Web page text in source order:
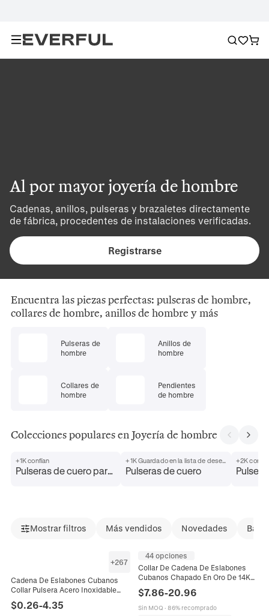
Al por mayor joyería de hombre
Cadenas, anillos, pulseras y brazaletes directamente
de fábrica, procedentes de instalaciones verificadas.
Registrarse
Encuentra las piezas perfectas: pulseras de hombre,
collares de hombre, anillos de hombre y más
Pulseras de
hombre
Collares de
hombre
Anillos de
hombre
Pendientes
de hombre
Colecciones populares en Joyería de hombre
+1K confían
Pulseras de cuero para
+1K Guardado en la lista de deseos
Pulseras de cuero
+2K
Mostrar filtros Más vendidos Novedades
+267
Cadena De Eslabones Cubanos
Collar Pulsera Acero Inoxidable
Punk Resistente Joyería Plana
Pulida Para Hombres Mujeres
$0.26-4.35
44 opciones
Collar De Cadena De Eslabones
Cubanos Chapado En Oro De 14K
Acero Inoxidable Cierre Liso Pulido
Joyería Hip Hop Para Hombres
$7.86-20.96
Sin MOQ · 86% recomprado